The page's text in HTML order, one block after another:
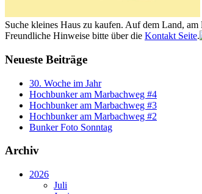
Suche kleines Haus zu kaufen. Auf dem Land, am
Freundliche Hinweise bitte über die Kontakt Seite.
Neueste Beiträge
30. Woche im Jahr
Hochbunker am Marbachweg #4
Hochbunker am Marbachweg #3
Hochbunker am Marbachweg #2
Bunker Foto Sonntag
Archiv
2026
Juli